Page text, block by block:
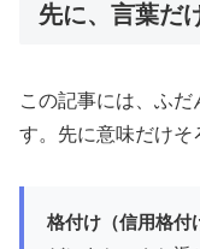
先に、言葉だ
この記事には、ふだ
す。先に意味だけそ
格付け（信用格付